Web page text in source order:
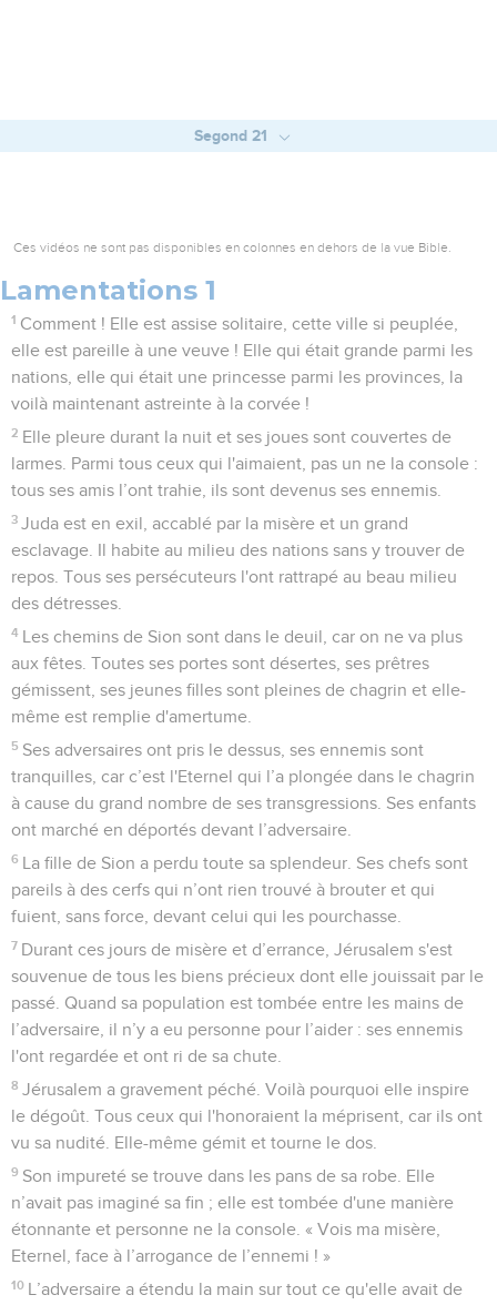
Segond 21
Ces vidéos ne sont pas disponibles en colonnes en dehors de la vue Bible.
Lamentations 1
1 Comment ! Elle est assise solitaire, cette ville si peuplée,
elle est pareille à une veuve ! Elle qui était grande parmi les
nations, elle qui était une princesse parmi les provinces, la
voilà maintenant astreinte à la corvée !
2 Elle pleure durant la nuit et ses joues sont couvertes de
larmes. Parmi tous ceux qui l'aimaient, pas un ne la console :
tous ses amis l’ont trahie, ils sont devenus ses ennemis.
3 Juda est en exil, accablé par la misère et un grand
esclavage. Il habite au milieu des nations sans y trouver de
repos. Tous ses persécuteurs l'ont rattrapé au beau milieu
des détresses.
4 Les chemins de Sion sont dans le deuil, car on ne va plus
aux fêtes. Toutes ses portes sont désertes, ses prêtres
gémissent, ses jeunes filles sont pleines de chagrin et elle-
même est remplie d'amertume.
5 Ses adversaires ont pris le dessus, ses ennemis sont
tranquilles, car c’est l'Eternel qui l’a plongée dans le chagrin
à cause du grand nombre de ses transgressions. Ses enfants
ont marché en déportés devant l’adversaire.
6 La fille de Sion a perdu toute sa splendeur. Ses chefs sont
pareils à des cerfs qui n’ont rien trouvé à brouter et qui
fuient, sans force, devant celui qui les pourchasse.
7 Durant ces jours de misère et d’errance, Jérusalem s'est
souvenue de tous les biens précieux dont elle jouissait par le
passé. Quand sa population est tombée entre les mains de
l’adversaire, il n’y a eu personne pour l’aider : ses ennemis
l'ont regardée et ont ri de sa chute.
8 Jérusalem a gravement péché. Voilà pourquoi elle inspire
le dégoût. Tous ceux qui l'honoraient la méprisent, car ils ont
vu sa nudité. Elle-même gémit et tourne le dos.
9 Son impureté se trouve dans les pans de sa robe. Elle
n’avait pas imaginé sa fin ; elle est tombée d'une manière
étonnante et personne ne la console. « Vois ma misère,
Eternel, face à l’arrogance de l’ennemi ! »
10 L’adversaire a étendu la main sur tout ce qu'elle avait de